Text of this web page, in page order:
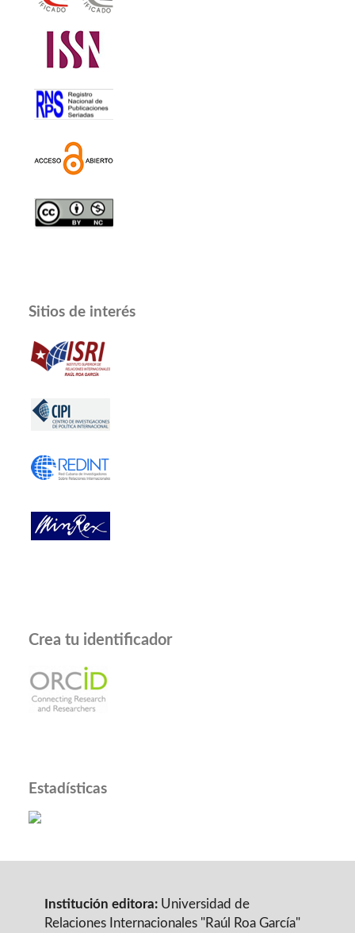
Sitios de interés
Crea tu identificador
Estadísticas
Institución editora:Universidad de
Relaciones Internacionales "Raúl Roa García"